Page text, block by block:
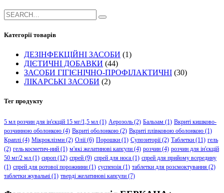
Категорії товарів
ДЕЗІНФЕКЦІЙНІ ЗАСОБИ (1)
ДІЄТИЧНІ ДОБАВКИ (44)
ЗАСОБИ ГІГІЄНІЧНО-ПРОФІЛАКТИЧНІ (30)
ЛІКАРСЬКІ ЗАСОБИ (2)
Тег продукту
5 мл розчин для ін'єкцій 15 мг/1,5 мл (1) Аерозоль (2) Бальзам (1) Вкриті кишково-
розчинною оболонкою (4) Вкриті оболонкою (2) Вкриті плівковою оболонкою (1)
Краплі (4) Мікроклізми (2) Олії(6) Порошки (1) Супозиторії(2) Таблетки (11) гель
(2) гель косметич-ний (1) м'які желатинові капсули (4) розчин (4) розчин для ін'єкцій
50 мг/2 мл (1) сироп (12) спрей (9) спрей для носа (1) спрей для прийому всередину
(1) спрей для ротової порожнини (1) суспензія (1) таблетки для розсмоктування (2)
таблетки жувальні (1) тверді желатинові капсули (7)